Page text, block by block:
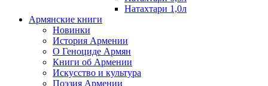
Натахтари 1,0л
Армянские книги
Новинки
История Армении
О Геноциде Армян
Книги об Армении
Иcкусство и культура
Поэзия Армении